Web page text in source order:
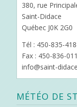
380, rue
Saint-Didace
Québec J0K 2G0
Tél : 450-835-
Fax : 450-836-
info@saint-
MÉTÉO DE